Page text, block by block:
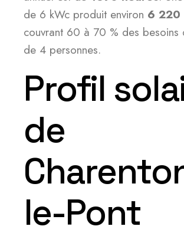
de 6 kWc produit environ 6 220
couvrant 60 à 70 % des besoins
de 4 personnes.
Profil
de
le-Pont